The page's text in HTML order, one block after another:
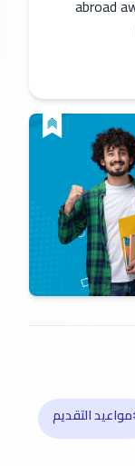
abroad
التقديم